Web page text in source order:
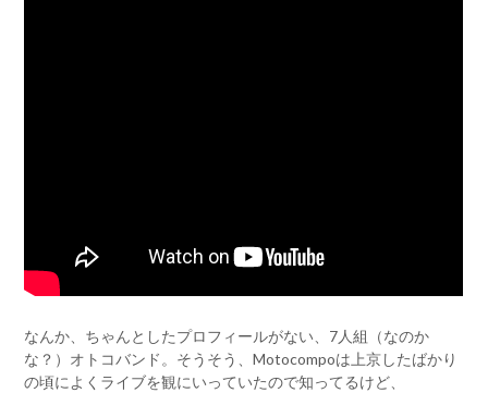
なんか、ちゃんとしたプロフィールがない、7人組（なのか
な？）オトコバンド。そうそう、Motocompoは上京したばかり
の頃によくライブを観にいっていたので知ってるけど、